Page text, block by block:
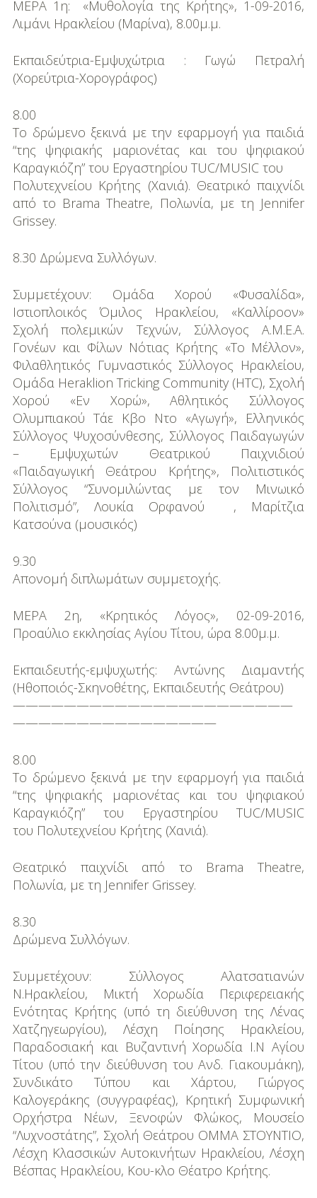
ΜΕΡΑ 1η: «Μυθολογία της Κρήτης», 1-09-2016,
Λιµάνι Ηρακλείου (Μαρίνα), 8.00μ.μ.
Εκπαιδεύτρια-Εµψυχώτρια : Γωγώ Πετραλή
(Χορεύτρια-Χορογράφος)
8.00
Το δρώµενο ξεκινά µε την εφαρµογή για παιδιά
“της ψηφιακής µαριονέτας και του ψηφιακού
Καραγκιόζη” του Εργαστηρίου TUC/MUSIC του
Πολυτεχνείου Κρήτης (Χανιά). Θεατρικό παιχνίδι
από το Brama Theatre, Πολωνία, µε τη Jennifer
Grissey.
8.30 Δρώµενα Συλλόγων.
Συμμετέχουν: Οµάδα Χορού «Φυσαλίδα»,
Ιστιοπλοικός Όµιλος Ηρακλείου, «Καλλίροον»
Σχολή πολεµικών Τεχνών, Σύλλογος Α.Μ.Ε.Α.
Γονέων και Φίλων Νότιας Κρήτης «Το Μέλλον»,
Φιλαθλητικός Γυµναστικός Σύλλογος Ηρακλείου,
Οµάδα Heraklion Tricking Community (HTC), Σχολή
Χορού «Εν Χορώ», Αθλητικός Σύλλογος
Ολυµπιακού Τάε Kβο Nτo «Αγωγή», Ελληνικός
Σύλλογος Ψυχοσύνθεσης, Σύλλογος Παιδαγωγών
– Εµψυχωτών Θεατρικού Παιχνιδιού
«Παιδαγωγική Θεάτρου Κρήτης», Πολιτιστικός
Σύλλογος “Συνοµιλώντας µε τον Μινωικό
Πολιτισµό”, Λουκία Ορφανού , Μαρίτζια
Κατσούνα (μουσικός)
9.30
Απονοµή διπλωµάτων συµµετοχής.
ΜΕΡΑ 2η, «Κρητικός Λόγος», 02-09-2016,
Προαύλιο εκκλησίας Αγίου Τίτου, ώρα 8.00µ.μ.
Εκπαιδευτής-εµψυχωτής: Αντώνης Διαµαντής
(Ηθοποιός-Σκηνοθέτης, Εκπαιδευτής Θεάτρου)
——————————————————————
————————————————
8.00
Το δρώµενο ξεκινά µε την εφαρµογή για παιδιά
“της ψηφιακής µαριονέτας και του ψηφιακού
Καραγκιόζη” του Εργαστηρίου TUC/MUSIC
του Πολυτεχνείου Κρήτης (Χανιά).
Θεατρικό παιχνίδι από το Brama Theatre,
Πολωνία, µε τη Jennifer Grissey.
8.30
Δρώµενα Συλλόγων.
Συμμετέχουν: Σύλλογος Αλατσατιανών
Ν.Ηρακλείου, Μικτή Χορωδία Περιφερειακής
Ενότητας Κρήτης (υπό τη διεύθυνση της Λένας
Χατζηγεωργίου), Λέσχη Ποίησης Ηρακλείου,
Παραδοσιακή και Βυζαντινή Χορωδία Ι.Ν Αγίου
Τίτου (υπό την διεύθυνση του Ανδ. Γιακουµάκη),
Συνδικάτο Τύπου και Χάρτου, Γιώργος
Καλογεράκης (συγγραφέας), Κρητική Συµφωνική
Ορχήστρα Νέων, Ξενοφών Φλώκος, Μουσείο
“Λυχνοστάτης”, Σχολή Θεάτρου ΟΜΜΑ ΣΤΟΥΝΤΙΟ,
Λέσχη Κλασσικών Αυτοκινήτων Ηρακλείου, Λέσχη
Βέσπας Ηρακλείου, Κου-κλο Θέατρο Κρήτης.